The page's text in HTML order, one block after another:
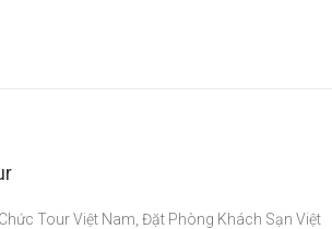
Tour Việt Nam, Đặt Phòng Khách Sạn Việt